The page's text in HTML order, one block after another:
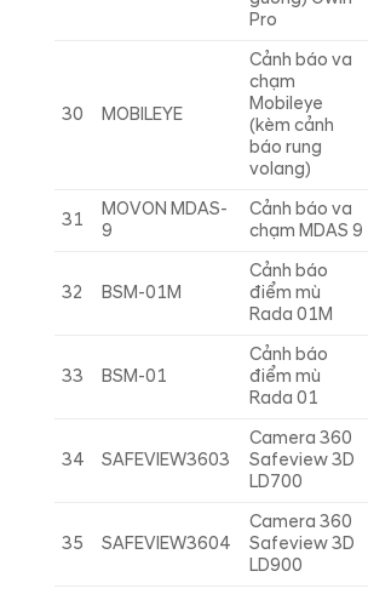
Pro
30 MOBILEYE
Cảnh báo va
chạm
Mobileye
(kèm cảnh
báo rung
volang)
31
MOVON MDAS-
9
Cảnh báo va
chạm MDAS 9
32 BSM-01M
Cảnh báo
điểm mù
Rada 01M
33 BSM-01
Cảnh báo
điểm mù
Rada 01
34 SAFEVIEW3603
Camera 360
Safeview 3D
LD700
35 SAFEVIEW3604
Camera 360
Safeview 3D
LD900